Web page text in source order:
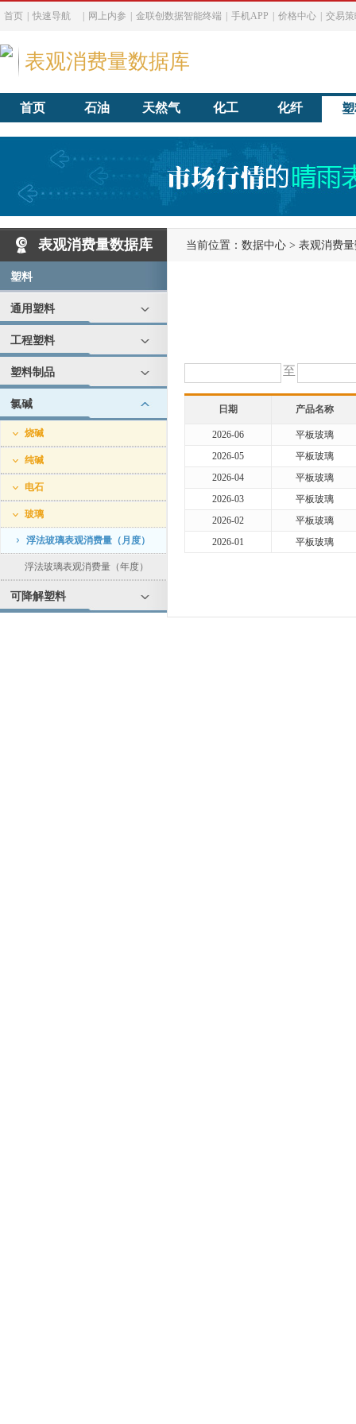
首页 快速导航 网上内参 金联创数据智能终端 手机APP 价格中心 交易
表观消费量数据库
首页 石油 天然气 化工 化纤
表观消费量数据库
塑料
通用塑料
工程塑料
塑料制品
氯碱
烧碱
纯碱
电石
玻璃
浮法玻璃表观消费量（月度）
浮法玻璃表观消费量（年度）
可降解塑料
当前位置： 数据中心 > 表观消费
至
日期 产品名称
2026-06
平板玻璃
2026-05
平板玻璃
2026-04
平板玻璃
2026-03
平板玻璃
2026-02
平板玻璃
2026-01
平板玻璃